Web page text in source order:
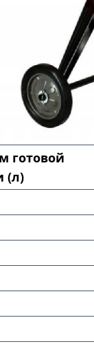
готовой
(л)